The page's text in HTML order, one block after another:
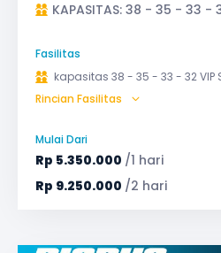
KAPASITAS: 38 - 35 - 33 -
Fasilitas
kapasitas 38 - 35 - 33 - 32 VIP
AC (Air Conditioner)
Microphone untuk karaoke
Safety Tools (P3K, Windows
Rincian Fasilitas
Mulai Dari
Rp 5.350.000 /1 hari
Rp 9.250.000 /2 hari